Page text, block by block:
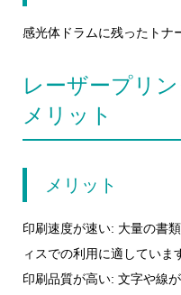
感光体ドラムに残ったトナ
レーザープリ
メリット
メリット
印刷速度が速い: 大量の書
ィスでの利用に適していま
印刷品質が高い: 文字や線